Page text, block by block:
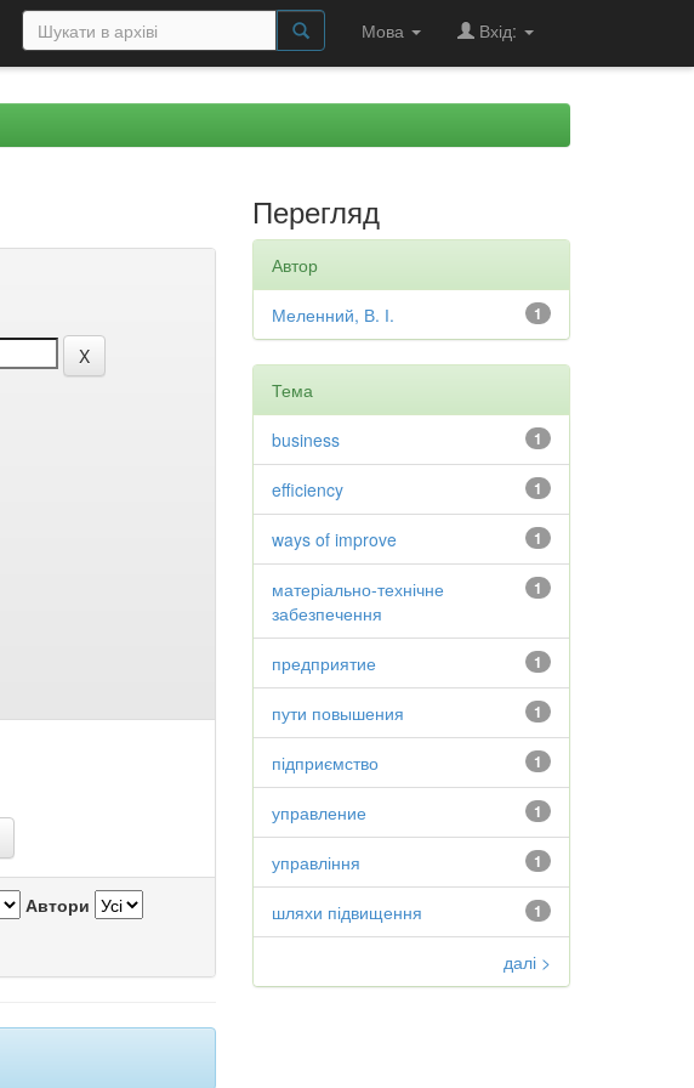
Мова Вхід:
Автори
Перегляд
Автор
1
Меленний, В. І.
Тема
1
business
1
efficiency
1
ways of improve
1
матеріально-технічне
забезпечення
1
предприятие
1
пути повышения
1
підприємство
1
управление
1
управління
1
шляхи підвищення
далі >